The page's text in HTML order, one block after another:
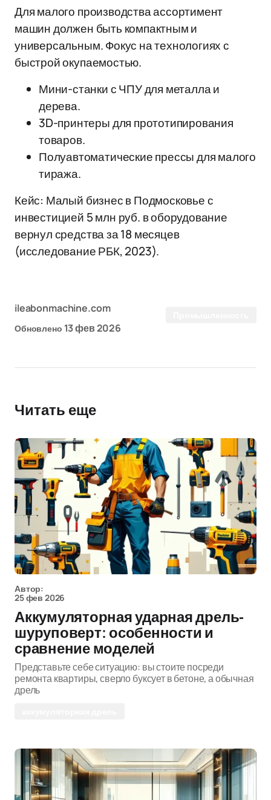
Для малого производства ассортимент
машин должен быть компактным и
универсальным. Фокус на технологиях с
быстрой окупаемостью.
Мини-станки с ЧПУ для металла и
дерева.
3D-принтеры для прототипирования
товаров.
Полуавтоматические прессы для малого
тиража.
Кейс: Малый бизнес в Подмосковье с
инвестицией 5 млн руб. в оборудование
вернул средства за 18 месяцев
(исследование РБК, 2023).
ileabonmachine.com
Обновлено 13 фев 2026
Читать еще
Автор:
25 фев 2026
Аккумуляторная ударная дрель-
шуруповерт: особенности и
сравнение моделей
Представьте себе ситуацию: вы стоите посреди
ремонта квартиры, сверло буксует в бетоне, а обычная
дрель